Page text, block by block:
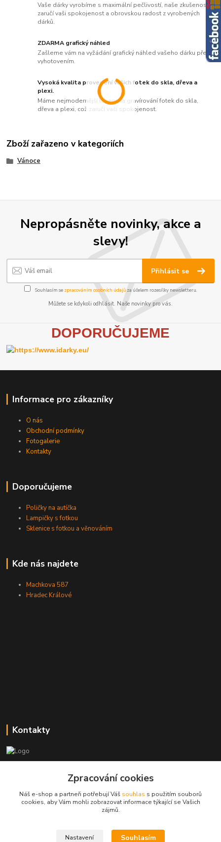
Vaše dárky vyrobíme s maximální pečlivostí, naše zkušenosti
zaručí vaši spokojenost a obrovskou radost z vyrobených
dárků.
ZDARMA grafický náhled
Zašleme vám na vyžádání grafický náhled vašeho dárku před
vyhotovením.
Vysoká kvalita provedení vašich fotek do skla, dřeva a
plexi.
Máme nejmodernější lasery na gravírování fotek do skla,
dřeva a plexi, což zaručí vaši spokojenost.
Zboží zařazeno v kategoriích
Vánoce
Nepropásněte novinky, akce a
slevy!
Přihlásit se
Souhlasím se zpracováním osobních údajůza účelem rozesílky newsletteru.
Můžete se kdykoli odhlásit. Naše novinky pro vás.
DOPORUČUJEME
Informace pro zákazníky
O nás
Obchodní podmínky
Fotogalerie
Kontakty
Doporučujeme
Poličky na autíčka
Lampičky s fotkou
Sklenice s fotkou a věnováním
Kde nás najdete
Machkova 587
Hradec Králové
Kontakty
+420773237626
popisekhk@gmail.com
Zpracování cookies
Náš e-shop a partneři potřebují Váš souhlas s použitím souborů
cookies, aby Vám mohli zobrazovat informace týkající se Vašich
zájmů.
Nastavení Souhlasím